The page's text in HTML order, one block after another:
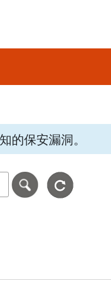
的保安漏洞。
年年年。